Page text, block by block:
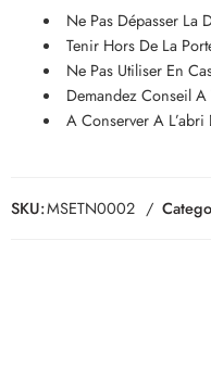
Ne Pas Dépasser La
Tenir Hors De La
Ne Pas Utiliser En
Demandez Conseil
A Conserver A L’abri
SKU:MSETN0002